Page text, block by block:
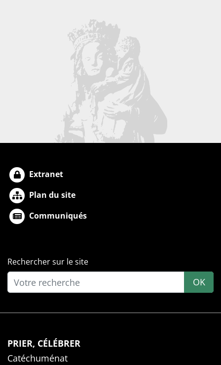
Extranet
Plan du site
Communiqués
Rechercher sur le site
OK
PRIER, CÉLÉBRER
Catéchuménat